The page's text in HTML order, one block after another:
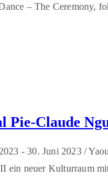
– The Ceremony,
Pie-Claude
-30. Juni 2023 /
ein neuer Kulturraum